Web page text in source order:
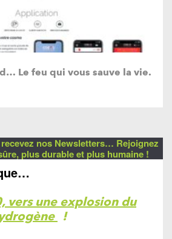
Le feu qui vous sauve la vie.
nos Newsletters… Rejoignez
plus durable et plus humaine !
vers une explosion du
!